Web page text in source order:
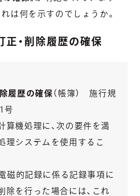
は何を示すのでしょうか。
正・削除履歴の確保
履歴の確保 （帳簿） 施行規
号
算機処理に、次の要件を満
理システムを使用するこ
磁的記録に係る記録事項に
除を行った場合には、これ